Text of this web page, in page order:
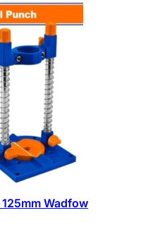
Wadfow